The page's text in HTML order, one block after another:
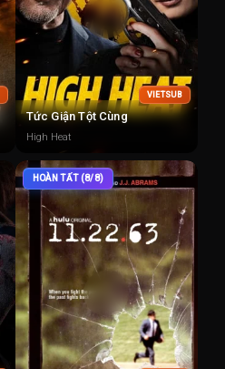
VIETSUB
Tức Giận Tột Cùng
High Heat
HOÀN TẤT (8/8)